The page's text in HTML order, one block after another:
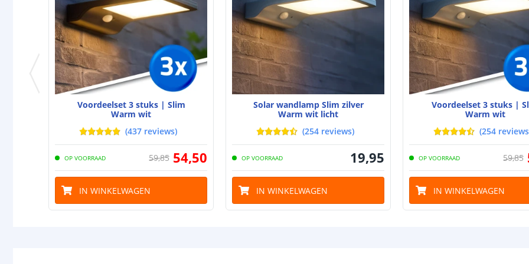
Type batterij
Capaciteit per
Aantal
Laadtijd
Brandduur
Solar
Capaciteit
Voordeelset 3 stuks | Slim
Warm wit
(437 reviews)
OP VOORRAAD 59,85 54,50
IN WINKELWAGEN
Solar wandlamp Slim zilver
Warm wit licht
(254 reviews)
OP VOORRAAD 19,95
IN WINKELWAGEN
Voordeelset 3 stuks |
Warm wit
(254 reviews
OP VOORRAAD 59,85
IN WINKELWAGEN